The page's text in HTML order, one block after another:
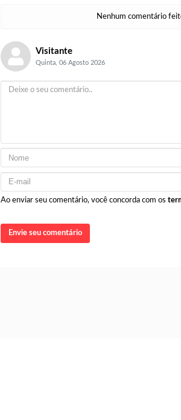
Nenhum comentário
Visitante
Quinta, 06 Agosto 2026
Ao enviar seu comentário, você concorda com os
Envie seu comentário